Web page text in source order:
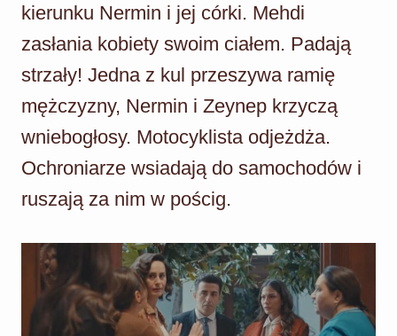
kierunku Nermin i jej córki. Mehdi
zasłania kobiety swoim ciałem. Padają
strzały! Jedna z kul przeszywa ramię
mężczyzny, Nermin i Zeynep krzyczą
wniebogłosy. Motocyklista odjeżdża.
Ochroniarze wsiadają do samochodów i
ruszają za nim w pościg.